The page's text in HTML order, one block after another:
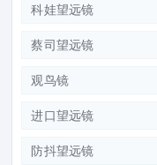
科娃望远镜
蔡司望远镜
观鸟镜
进口望远镜
防抖望远镜